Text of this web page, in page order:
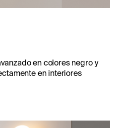
en colores negro y
en interiores